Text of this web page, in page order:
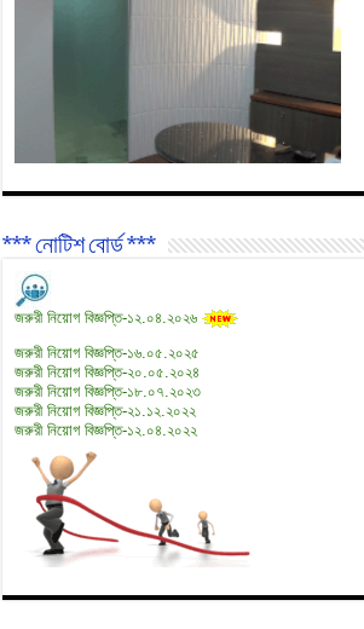
*** নোটিশ বোর্ড ***
জরুরী নিয়োগ বিজ্ঞপ্তি-১২.০৪.২০২৬
জরুরী নিয়োগ বিজ্ঞপ্তি-১৬.০৫.২০২৫
জরুরী নিয়োগ বিজ্ঞপ্তি-২০.০৫.২০২৪
জরুরী নিয়োগ বিজ্ঞপ্তি-১৮.০৭.২০২৩
জরুরী নিয়োগ বিজ্ঞপ্তি-২১.১২.২০২২
জরুরী নিয়োগ বিজ্ঞপ্তি-১২.০৪.২০২২